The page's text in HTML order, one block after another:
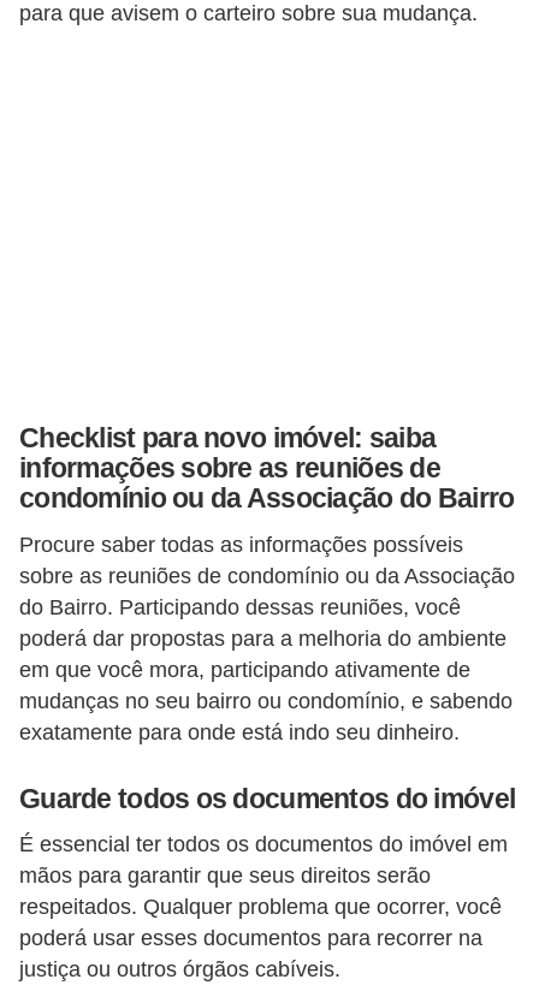
para que avisem o carteiro sobre sua mudança.
Checklist para novo imóvel: saiba
informações sobre as reuniões de
condomínio ou da Associação do Bairro
Procure saber todas as informações possíveis
sobre as reuniões de condomínio ou da Associação
do Bairro. Participando dessas reuniões, você
poderá dar propostas para a melhoria do ambiente
em que você mora, participando ativamente de
mudanças no seu bairro ou condomínio, e sabendo
exatamente para onde está indo seu dinheiro.
Guarde todos os documentos do imóvel
É essencial ter todos os documentos do imóvel em
mãos para garantir que seus direitos serão
respeitados. Qualquer problema que ocorrer, você
poderá usar esses documentos para recorrer na
justiça ou outros órgãos cabíveis.